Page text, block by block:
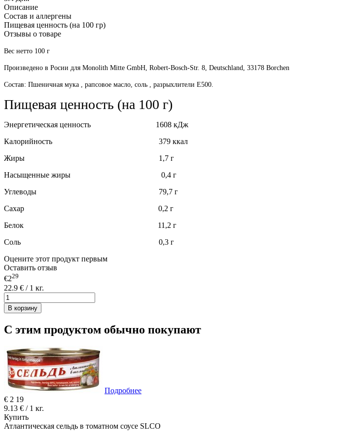
Описание
Состав и аллергены
Пищевая ценность (на 100 гр)
Отзывы о товаре
Вес нетто 100 г
Произведено в Росии для Monolith Mitte GmbH, Robert-Bosch-Str. 8, Deutschland, 33178 Borchen
Состав: Пшеничная мука , рапсовое масло, соль , разрыхлители E500.
Пищевая ценность (на 100 г)
Энергетическая ценность 1608 кДж
Калорийность 379 ккал
Жиры 1,7 г
Насыщенные жиры 0,4 г
Углеводы 79,7 г
Сахар 0,2 г
Белок 11,2 г
Соль 0,3 г
Оцените этот продукт первым
Оставить отзыв
€229
22.9 € / 1 кг.
В корзину
С этим продуктом обычно покупают
Подробнее
€ 2 19
9.13 € / 1 кг.
Купить
Атлантическая сельдь в томатном соусе SLCO